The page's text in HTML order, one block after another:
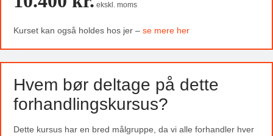
ekskl. moms
Kurset kan også holdes hos jer – se mere her
Hvem bør deltage på dette
forhandlingskursus?
Dette kursus har en bred målgruppe, da vi alle forhandler hver